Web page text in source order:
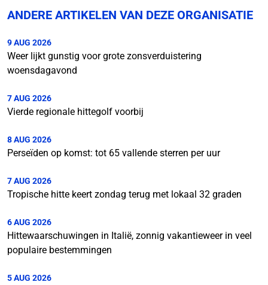
ANDERE ARTIKELEN VAN DEZE ORGANISATIE
9 AUG 2026
Weer lijkt gunstig voor grote zonsverduistering
woensdagavond
7 AUG 2026
Vierde regionale hittegolf voorbij
8 AUG 2026
Perseïden op komst: tot 65 vallende sterren per uur
7 AUG 2026
Tropische hitte keert zondag terug met lokaal 32 graden
6 AUG 2026
Hittewaarschuwingen in Italië, zonnig vakantieweer in veel
populaire bestemmingen
5 AUG 2026